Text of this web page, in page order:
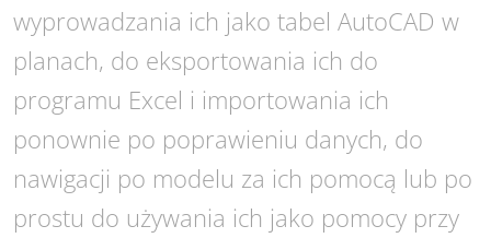
wyprowadzania ich jako tabel AutoCAD w
planach, do eksportowania ich do
programu Excel i importowania ich
ponownie po poprawieniu danych, do
nawigacji po modelu za ich pomocą lub po
prostu do używania ich jako pomocy przy